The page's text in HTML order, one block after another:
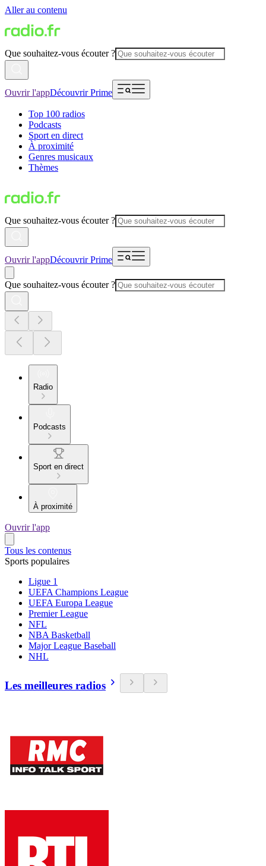
Aller au contenu
Que souhaitez-vous écouter ?
Ouvrir l'appDécouvrir Prime
Top 100 radios
Podcasts
Sport en direct
À proximité
Genres musicaux
Thèmes
Que souhaitez-vous écouter ?
Ouvrir l'appDécouvrir Prime
Que souhaitez-vous écouter ?
Radio
Podcasts
Sport en direct
À proximité
Ouvrir l'app
Tous les contenus
Sports populaires
Ligue 1
UEFA Champions League
UEFA Europa League
Premier League
NFL
NBA Basketball
Major League Baseball
NHL
Les meilleures radios